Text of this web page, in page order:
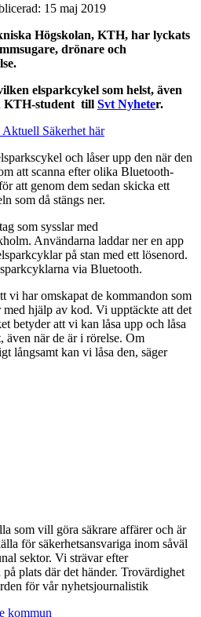
15 maj 2019
Högskolan, KTH, har lyckats
drönare och
elsparkcykel som helst, även
KTH-student till Svt Nyheter.
Säkerhet här
och låser upp den när den
att scanna efter olika Bluetooth-
att genom dem sedan skicka ett
som då stängs ner.
som sysslar med
Användarna laddar ner en app
på stan med ett lösenord.
via Bluetooth.
vi har omskapat de kommandon som
med hjälp av kod. Vi upptäckte att det
betyder att vi kan låsa upp och låsa
även när de är i rörelse. Om
långsamt kan vi låsa den, säger
som vill göra säkrare affärer och är
för säkerhetsansvariga inom såväl
sektor. Vi strävar efter
plats där det händer. Trovärdighet
för vår nyhetsjournalistik
kommun